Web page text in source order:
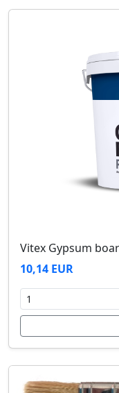
Vitex Gypsum
10,14 EUR